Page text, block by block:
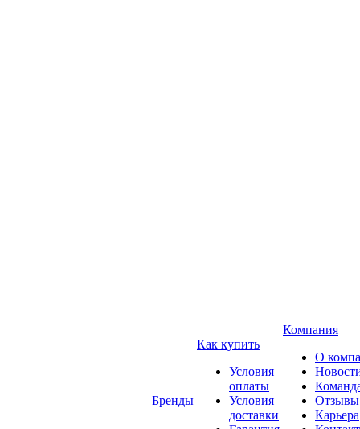
Бренды
Как купить
Условия
оплаты
Условия
доставки
Компания
О
Отзывы
Карьера